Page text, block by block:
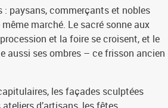
paysans, commerçants et nobles
marché. Le sacré sonne aux
et la foire se croisent, et le
aussi ses ombres – ce frisson ancien
les façades sculptées